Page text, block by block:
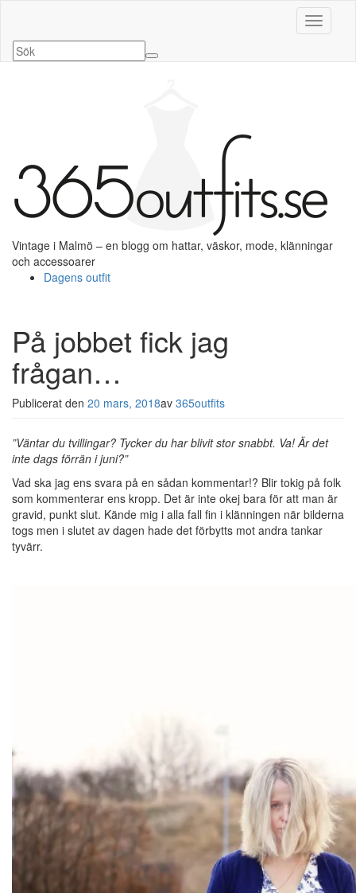
Slå på/
Vintage i Malmö – en blogg om hattar, väskor, mode, klänningar
och accessoarer
Dagens outfit
På jobbet fick jag
frågan…
Publicerat den 20 mars, 2018av 365outfits
”Väntar du tvillingar? Tycker du har blivit stor snabbt. Va! Är det
inte dags förrän i juni?”
Vad ska jag ens svara på en sådan kommentar!? Blir tokig på folk
som kommenterar ens kropp. Det är inte okej bara för att man är
gravid, punkt slut. Kände mig i alla fall fin i klänningen när bilderna
togs men i slutet av dagen hade det förbytts mot andra tankar
tyvärr.